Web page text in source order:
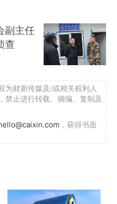
副主任
查
为财新传媒及/或相关权利人
禁止进行转载、摘编、复制及
，获得书面